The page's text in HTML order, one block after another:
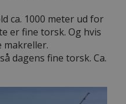
ca. 1000 meter ud for
er fine torsk. Og hvis
makreller.
dagens fine torsk. Ca.